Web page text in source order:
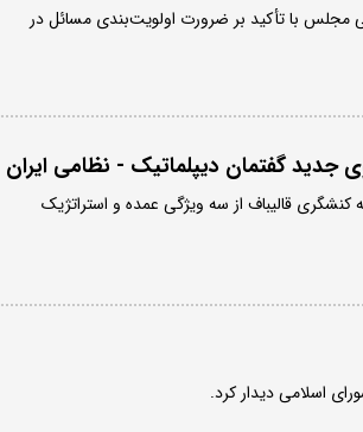
با تأکید بر ضرورت اولویت‌بندی مسائل در
جدید گفتمان دیپلماتیک - نظامی ایران
قالیباف از سه ویژگی عمده و استراتژیک
اسلامی دیدار کرد.